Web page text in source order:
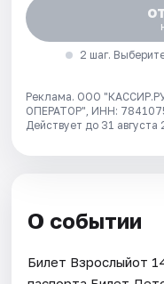
2 шаг.
Реклама. ООО
ОПЕРАТОР", ИНН:
Действует до 31 августа
О событии
Билет Взрослыйот